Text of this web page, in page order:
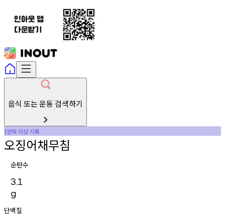
음식 또는 운동 검색하기
1만회 이상기록
오징어채무침
순탄수
3.1
g
단백질